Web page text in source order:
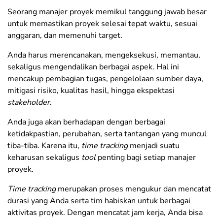
Seorang manajer proyek memikul tanggung jawab besar
untuk memastikan proyek selesai tepat waktu, sesuai
anggaran, dan memenuhi target.
Anda harus merencanakan, mengeksekusi, memantau,
sekaligus mengendalikan berbagai aspek. Hal ini
mencakup pembagian tugas, pengelolaan sumber daya,
mitigasi risiko, kualitas hasil, hingga ekspektasi
stakeholder.
Anda juga akan berhadapan dengan berbagai
ketidakpastian, perubahan, serta tantangan yang muncul
tiba-tiba. Karena itu, time trackingmenjadi suatu
keharusan sekaligus toolpenting bagi setiap manajer
proyek.
Time trackingmerupakan proses mengukur dan mencatat
durasi yang Anda serta tim habiskan untuk berbagai
aktivitas proyek. Dengan mencatat jam kerja, Anda bisa